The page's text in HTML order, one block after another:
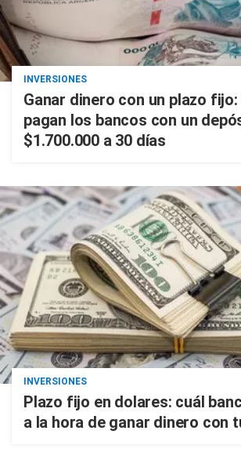
INVERSIONES
Ganar dinero con un plazo
pagan los bancos con un
$1.700.000 a 30 días
INVERSIONES
Plazo fijo en dolares: cuál
a la hora de ganar dinero con